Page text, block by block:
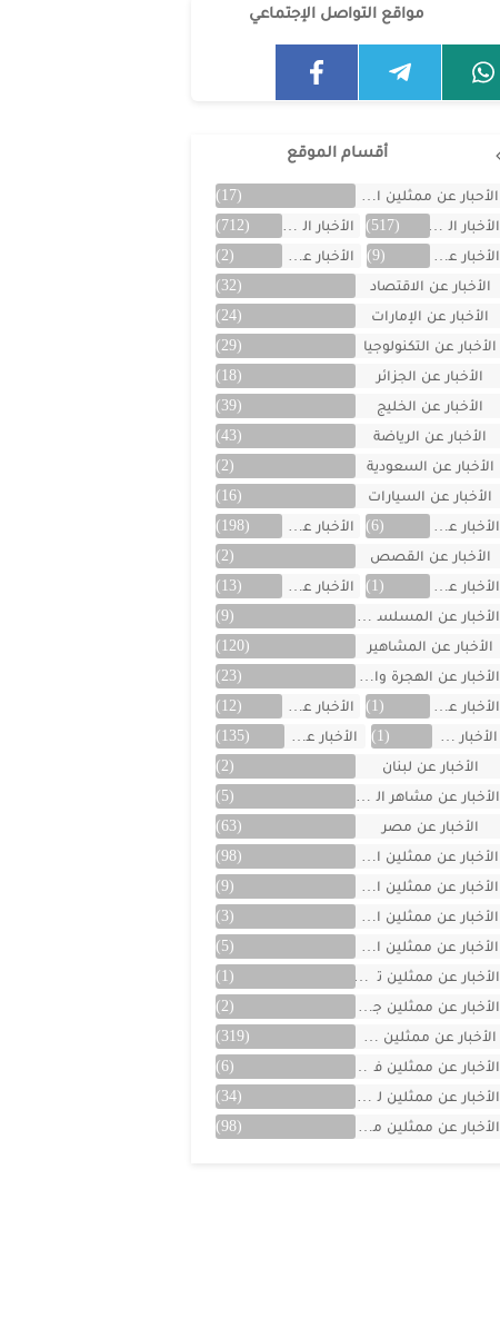
مواقع التواصل الإجتماعي
أقسام الموقع
الأحبار عن ممثلين الخليج
(17)
الأخبار العالمية
(517) الأخبار المتنوعة
(712)
الأخبار عن الأردن
(9) الأخبار عن الأفلام
(2)
الأخبار عن الاقتصاد
(32)
الأخبار عن الإمارات
(24)
الأخبار عن التكنولوجيا
(29)
الأخبار عن الجزائر
(18)
الأخبار عن الخليج
(39)
الأخبار عن الرياضة
(43)
الأخبار عن السعودية
(2)
الأخبار عن السيارات
(16)
الأخبار عن العراق
(6) الأخبار عن الفن
(198)
الأخبار عن القصص
(2)
الأخبار عن الكويت
(1) الأخبار عن ألمانيا
(13)
الأخبار عن المسلسلات
(9)
الأخبار عن المشاهير
(120)
الأخبار عن الهجرة والسفر
(23)
الأخبار عن اليمن
(1) الأخبار عن تركية
(12)
الأخبار عن تونس
(1) الأخبار عن سوريا
(135)
الأخبار عن لبنان
(2)
الأخبار عن مشاهر الهند
(5)
الأخبار عن مصر
(63)
الأخبار عن ممثلين اتراك
(98)
الأخبار عن ممثلين الأجانب
(9)
الأخبار عن ممثلين الأردن
(3)
الأخبار عن ممثلين المغرب
(5)
الأخبار عن ممثلين تونس
(1)
الأخبار عن ممثلين جزائريين
(2)
الأخبار عن ممثلين سوريين
(319)
الأخبار عن ممثلين فلسطينين
(6)
الأخبار عن ممثلين لبنان
(34)
الأخبار عن ممثلين مصريين
(98)